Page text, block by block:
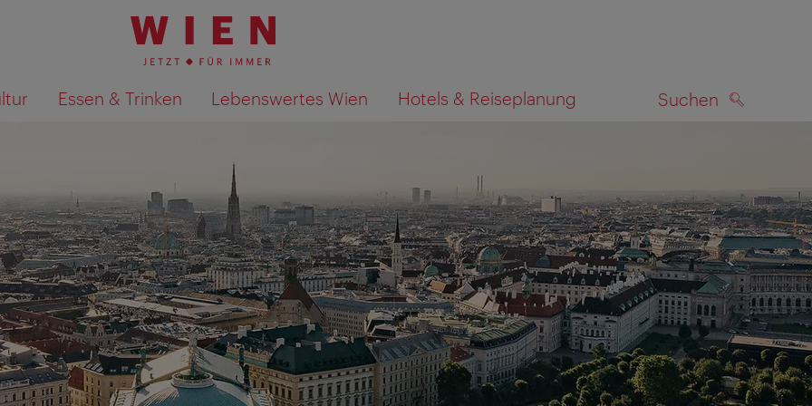
Essen & Trinken Lebenswertes Wien Hotels & Reiseplanung Suchen